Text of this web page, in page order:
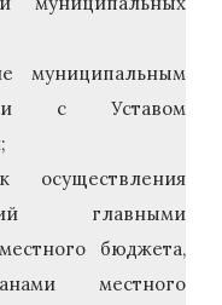
муниципальным
с Уставом
осуществления
главными
бюджета,
местного